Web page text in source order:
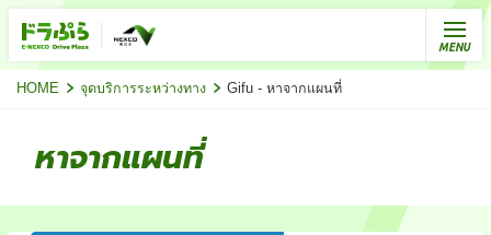
HOME จุดบริการระหว่างทาง Gifu - หาจากแผนที่
หาจากแผนที่